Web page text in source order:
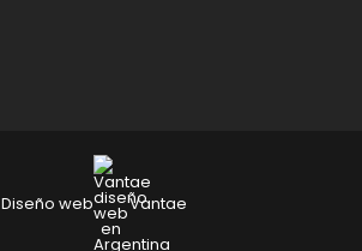
Diseño web Vantae